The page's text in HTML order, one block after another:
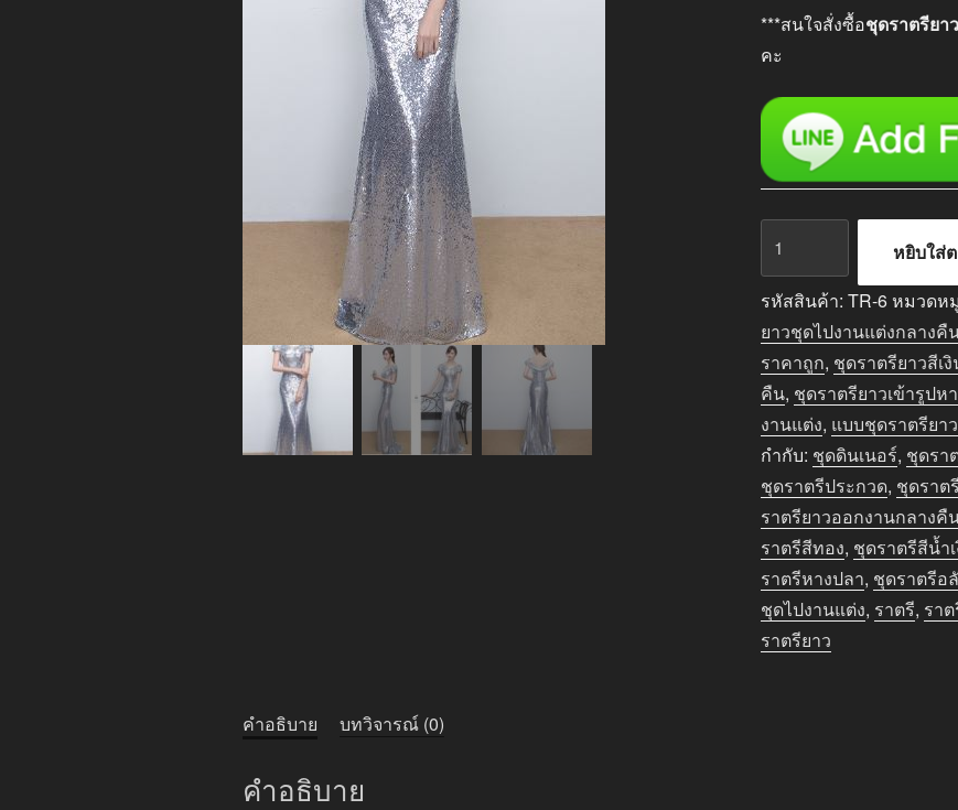
***สนใจสั่งซื้อชุดราตรียาว
คะ
ชุด
ราตรี
ยาว
สี
เงิน
ส่วม
ใส่
เป็น
ชุด
ออกงาน
ได้
หลาย
งาน
หยิบใส่
รหัสสินค้า:TR-6หมวดห
ยาวชุดไปงานแต่งกลางคื
ราคาถูก, ชุดราตรียาวสีเ
คืน, ชุดราตรียาวเข้ารูปห
งานแต่ง, แบบชุดราตรียา
กำกับ: ชุดดินเนอร์, ชุดรา
ชุดราตรีประกวด, ชุดราต
ราตรียาวออกงานกลางคื
ราตรีสีทอง, ชุดราตรีสีน้ำ
ราตรีหางปลา, ชุดราตรีอ
ชุดไปงานแต่ง, ราตรี, รา
ราตรียาว
คำอธิบาย บทวิจารณ์ (0)
คำอธิบาย